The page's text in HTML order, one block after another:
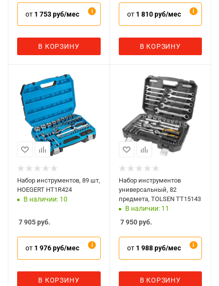
от 1 753 руб/мес
В КОРЗИНУ
от 1 810 руб/мес
В КОРЗИНУ
Набор инструментов, 89 шт,
HOEGERT HT1R424
В наличии: 10
7 905руб.
от 1 976 руб/мес
В КОРЗИНУ
Набор инструментов
универсальный, 82
предмета, TOLSEN TT15143
В наличии: 11
7 950руб.
от 1 988 руб/мес
В КОРЗИНУ